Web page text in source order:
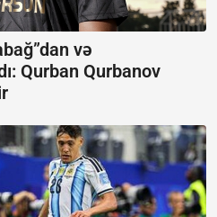
və
Qurban Qurbanov